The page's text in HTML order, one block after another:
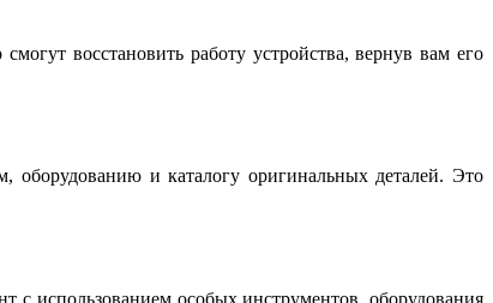
восстановить работу устройства, вернув вам его
и каталогу оригинальных деталей. Это